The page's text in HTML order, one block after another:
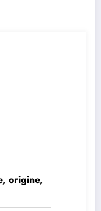
origine,